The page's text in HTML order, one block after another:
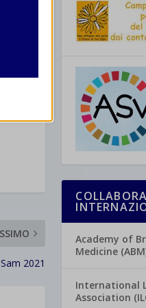
2021
Academy of
Medicine
International
Association